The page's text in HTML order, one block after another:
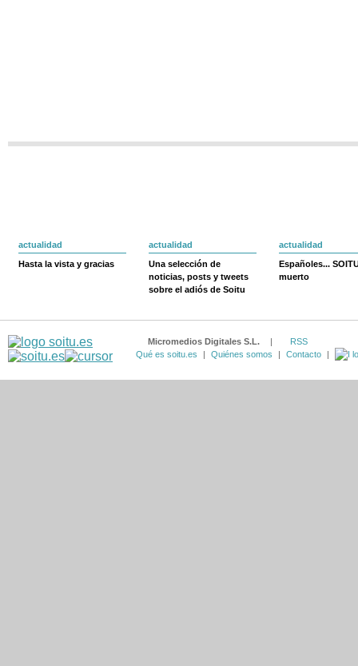
actualidad
Hasta la vista y gracias
actualidad
Una selección de
noticias, posts y tweets
sobre el adiós de Soitu
actualidad
Españoles...
muerto
Micromedios Digitales S.L. |
RSS
Qué es soitu.es
| Quiénes somos | Contacto |